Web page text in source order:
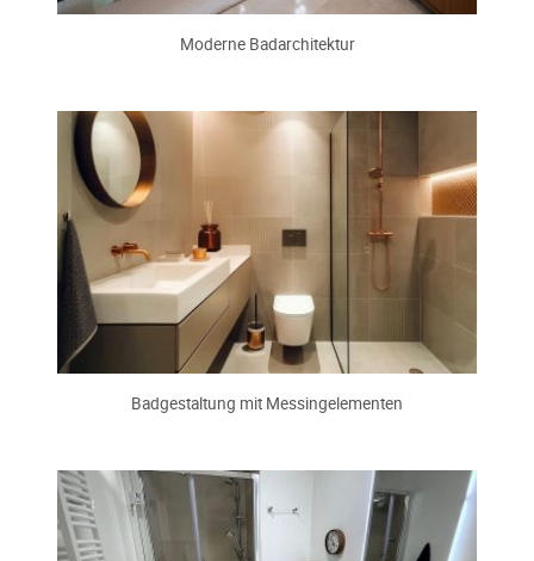
Moderne Badarchitektur
Badgestaltung mit Messingelementen